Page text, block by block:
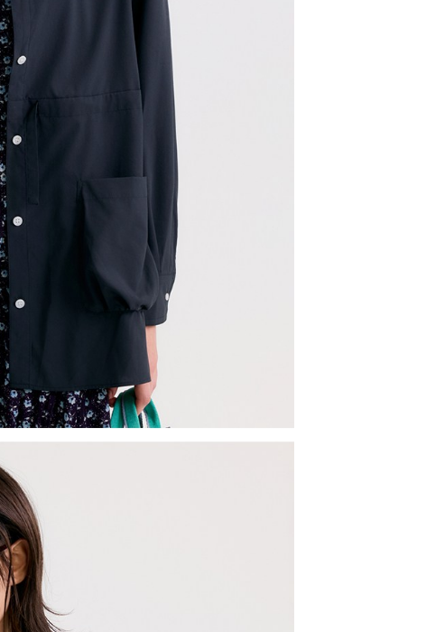
「AFTEE先享後付」時，將依據個別帳號之用戶狀況，依本公司
核予不同之上限額度；若仍有額度不足之情形，本公司將視審查
用戶進行身份認證。
一人註冊多個帳號或使用他人資訊註冊。若發現惡意使用之情
科技股份有限公司將有權停止該用戶之使用額度並採取法律行